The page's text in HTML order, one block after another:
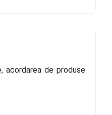
acordarea de produse